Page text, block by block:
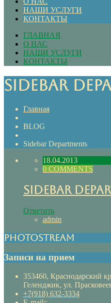
НАШИ УСЛУГИ
КОНТАКТЫ
ГЛАВНАЯ
О НАС
НАШИ УСЛУГИ
КОНТАКТЫ
Sidebar
Главная
BLOG
Sidebar Departments
18.04.2013
0 COMMENTS
Sidebar
Ответить
admin
Photostream
Записи на прием
353460, Краснодарский
Геленджик, ул.
+7(918) 632-3334